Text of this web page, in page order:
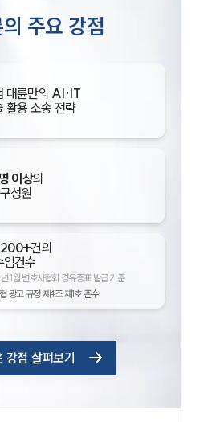
주요 강점
대륜만의 AI·IT
활용 소송 전략
이상의
성원
건의
임건수
1월 변호사협회 경유증표 발급 기준
광고 규정 제4조 제1호 준수
강점 살펴보기